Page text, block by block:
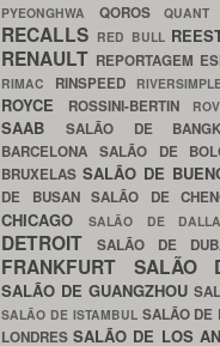
PYEONGHWA QOROS QUANT
RECALLS RED BULL
RENAULT REPORTAGEM
RIMAC RINSPEED
ROYCE
ROSSINI-BERTIN
SAAB SALÃO DE
BARCELONA SALÃO DE
BRUXELAS SALÃO DE
DE BUSAN SALÃO DE
CHICAGO
SALÃO DE
DETROIT
SALÃO DE
FRANKFURT SALÃO
SALÃO DE GUANGZHOU
SALÃO DE ISTAMBUL SALÃO
LONDRESSALÃO DE LOS